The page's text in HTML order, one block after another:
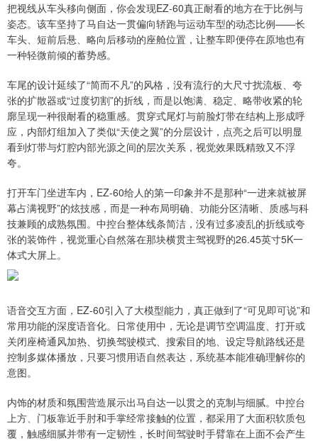
把视线从车头移向侧面，你会发现EZ-60真正耐看的地方在于比例与
姿态。该车坚持了马自达一贯偏向轿跑与运动车型的动态比例——长
车头、短前后悬、略向后移动的座舱位置，让整车即便停在原地也有
一种轻微前倾的蓄势感。
车尾的设计延续了“简而不凡”的风格，没有流行的大尺寸扰流板、夸
张的扩散器或“过度切割”的折线，而是以饱满、稳定、略带收紧的轮
廓呈现一种很耐看的稳重感。贯穿式尾灯与前脸灯带在结构上形成呼
应，内部灯组加入了类似“天使之翼”的分层设计，点亮之后可以明显
看到灯带与灯腔内部光源之间的层次关系，视觉效果既精致又不浮
夸。
打开车门坐进车内，EZ-60给人的第一印象并不是那种“一进来就被屏
幕占满视野”的炫技感，而是一种布局明确、功能分区清晰、质感与科
技兼顾的成熟氛围。中控台整体线条简洁，没有过多凌乱的折线或夸
张的装饰件，视觉重心自然落在那块横贯主驾视野的26.45英寸5K一
体式大屏上。
语音交互方面，EZ-60引入了大模型能力，真正做到了“可见即可说”和
常用功能的深度语音化。日常使用中，无论是调节空调温度、打开或
关闭座椅通风加热、切换驾驶模式、搜索目的地、设定导航路线还是
控制多媒体播放，只要习惯用语自然表达，系统基本能准确理解你的
意图。
内饰的材质和氛围营造展示出马自达一以贯之的克制与细腻。中控台
上方、门板靠近手肘和手掌经常接触的位置，都采用了大面积软质包
覆，触感细腻并带有一定韧性，长时间驾驶时手臂靠在上面不会产生